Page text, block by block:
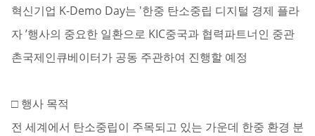
혁신기업 K-Demo Day는 '한중 탄소중립 디지털 경제 플라
자 ’행사의 중요한 일환으로 KIC중국과 협력파트너인 중관
촌국제인큐베이터가 공동 주관하여 진행할 예정
□ 행사 목적
전 세계에서 탄소중립이 주목되고 있는 가운데 한중 환경 분